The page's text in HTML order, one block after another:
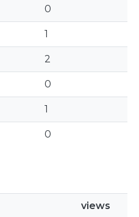
0
1
2
0
1
0
views